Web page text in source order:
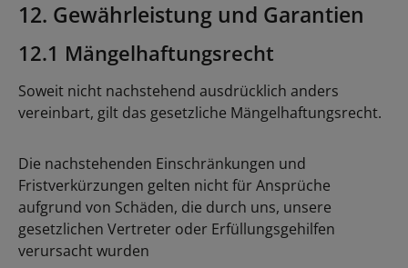
12. Gewährleistung und Garantien
12.1 Mängelhaftungsrecht
Soweit nicht nachstehend ausdrücklich anders
vereinbart, gilt das gesetzliche Mängelhaftungsrecht.
Die nachstehenden Einschränkungen und
Fristverkürzungen gelten nicht für Ansprüche
aufgrund von Schäden, die durch uns, unsere
gesetzlichen Vertreter oder Erfüllungsgehilfen
verursacht wurden